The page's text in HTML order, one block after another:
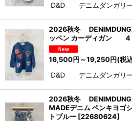
D&D デニムダンガリ
2026秋冬
ッペン カーディガン 4
16,500円 ～19,250円(税
D&D デニムダンガリ
2026秋冬
MADEデニム ペンキヨ
トブルー [22680624]